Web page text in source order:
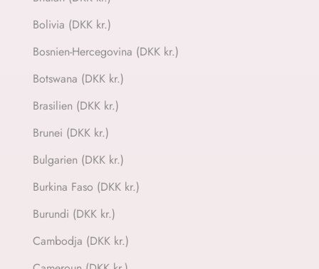
Bolivia (DKK kr.)
Bosnien-Hercegovina (DKK kr.)
Botswana (DKK kr.)
Brasilien (DKK kr.)
Brunei (DKK kr.)
Bulgarien (DKK kr.)
Burkina Faso (DKK kr.)
Burundi (DKK kr.)
Cambodja (DKK kr.)